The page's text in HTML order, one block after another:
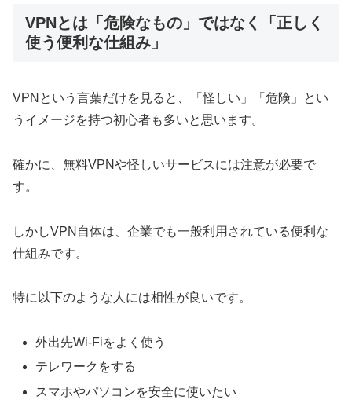
VPNとは「危険なもの」ではなく「正しく
使う便利な仕組み」
VPNという言葉だけを見ると、「怪しい」「危険」とい
うイメージを持つ初心者も多いと思います。
確かに、無料VPNや怪しいサービスには注意が必要で
す。
しかしVPN自体は、企業でも一般利用されている便利な
仕組みです。
特に以下のような人には相性が良いです。
外出先Wi-Fiをよく使う
テレワークをする
スマホやパソコンを安全に使いたい